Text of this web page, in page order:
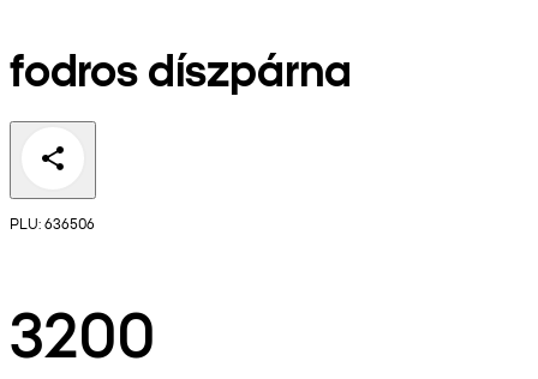
fodros díszpárna
PLU: 636506
3200